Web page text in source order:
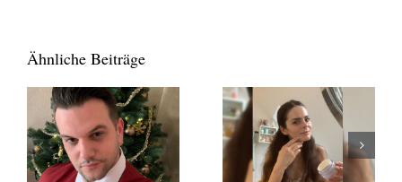
Ähnliche Beiträge